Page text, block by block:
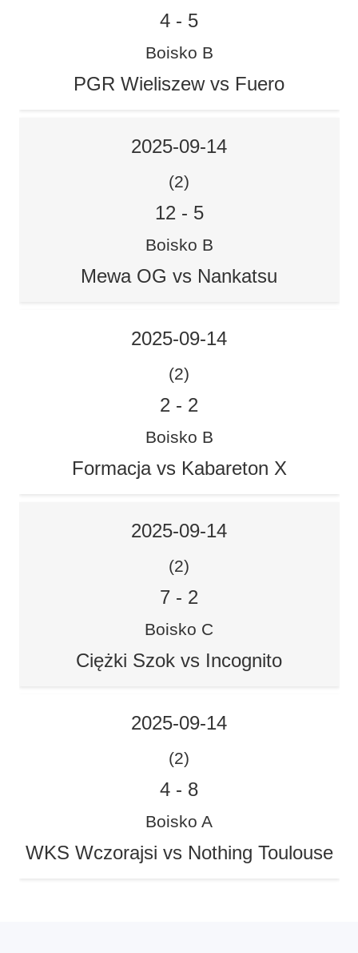
4 - 5
Boisko B
PGR Wieliszew vs Fuero
2025-09-14
(2)
12 - 5
Boisko B
Mewa OG vs Nankatsu
2025-09-14
(2)
2 - 2
Boisko B
Formacja vs Kabareton X
2025-09-14
(2)
7 - 2
Boisko C
Ciężki Szok vs Incognito
2025-09-14
(2)
4 - 8
Boisko A
WKS Wczorajsi vs Nothing Toulouse